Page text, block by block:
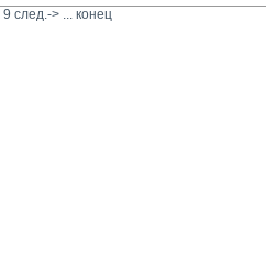
9 след.-> ... конец